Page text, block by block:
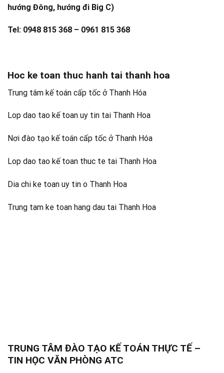
hướng Đông, hướng đi Big C)
Tel: 0948 815 368 – 0961 815 368
Hoc ke toan thuc hanh tai thanh hoa
Trung tâm kế toán cấp tốc ở Thanh Hóa
Lop dao tao kế toan uy tin tai Thanh Hoa
Nơi đào tạo kế toán cấp tốc ở Thanh Hóa
Lop dao tao kế toan thuc te tai Thanh Hoa
Dia chi ke toan uy tin o Thanh Hoa
Trung tam ke toan hang dau tai Thanh Hoa
TRUNG TÂM ĐÀO TẠO KẾ TOÁN THỰC TẾ –
TIN HỌC VĂN PHÒNG ATC